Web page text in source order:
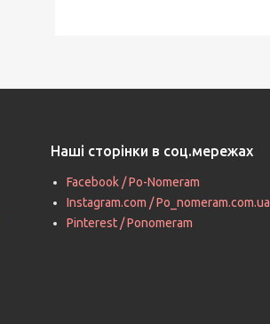
Наші сторінки в соц.мережах
Facebook / Po-Nomeram
Instagram.com / Po_nomeram.com.ua
Pinterest / Ponomeram